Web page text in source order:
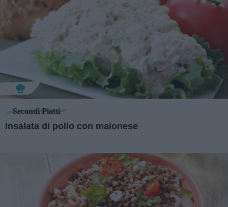
Secondi Piatti
Insalata di pollo con maionese